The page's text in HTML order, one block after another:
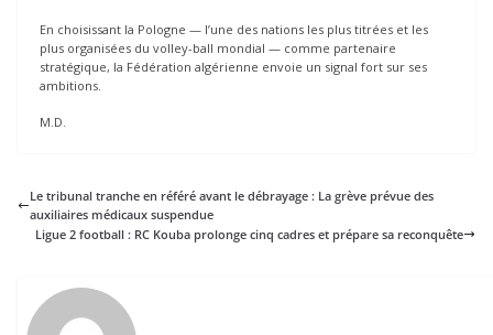
En choisissant la Pologne — l’une des nations les plus titrées et les
plus organisées du volley-ball mondial — comme partenaire
stratégique, la Fédération algérienne envoie un signal fort sur ses
ambitions.
M.D.
Le tribunal tranche en référé avant le débrayage : La grève prévue des
auxiliaires médicaux suspendue
Ligue 2 football : RC Kouba prolonge cinq cadres et prépare sa reconquête